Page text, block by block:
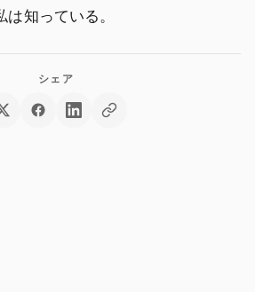
知っている。